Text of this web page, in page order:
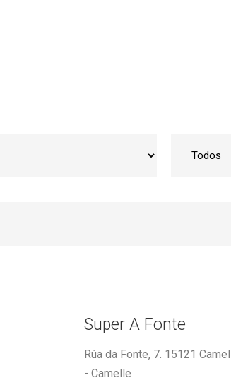
Super A Fonte
Rúa da Fonte, 7. 15121
- Camelle